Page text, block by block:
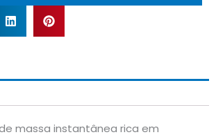
massa instantânea rica em